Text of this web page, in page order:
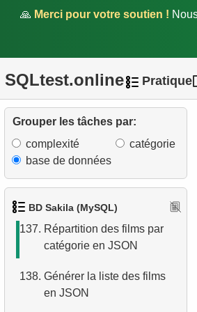
🙏 Merci pour votre soutien !
SQLtest.online Pratique
Grouper les tâches par:
complexité
catégorie
base de données
BD Sakila (MySQL)
133.Créer la vue
customer_address
134.Films dans un magasin
disponibles
136.Analyse des performances
137. Répartition des films par
catégorie en JSON
138. Générer la liste des films
en JSON